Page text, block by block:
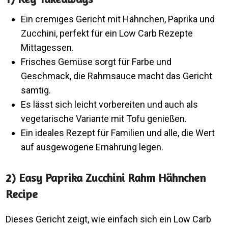
Ein cremiges Gericht mit Hähnchen, Paprika und
Zucchini, perfekt für ein Low Carb Rezepte
Mittagessen.
Frisches Gemüse sorgt für Farbe und
Geschmack, die Rahmsauce macht das Gericht
samtig.
Es lässt sich leicht vorbereiten und auch als
vegetarische Variante mit Tofu genießen.
Ein ideales Rezept für Familien und alle, die Wert
auf ausgewogene Ernährung legen.
2) Easy Paprika Zucchini Rahm Hähnchen
Recipe
Dieses Gericht zeigt, wie einfach sich ein Low Carb